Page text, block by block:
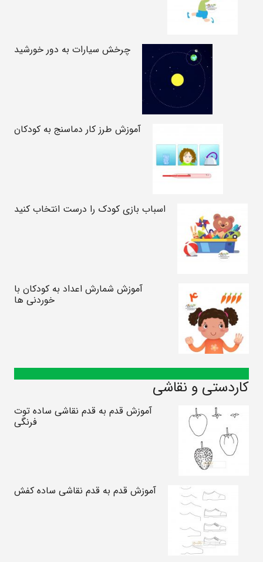
چرخش سیارات به دور خورشید
آموزش طرز کار دماسنج به کودکان
اسباب بازی کودک را درست انتخاب کنید
آموزش شمارش اعداد به کودکان با
خوردنی ها
کاردستی و نقاشی
آموزش قدم به قدم نقاشی ساده توت
فرنگی
آموزش قدم به قدم نقاشی ساده کفش